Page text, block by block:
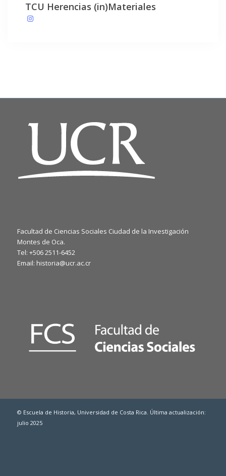
TCU Herencias (in)Materiales
Facultad de Ciencias Sociales Ciudad de la Investigación
Montes de Oca.
Tel: +506 2511-6452
Email: historia@ucr.ac.cr
© Escuela de Historia, Universidad de Costa Rica. Última actualización:
julio 2025